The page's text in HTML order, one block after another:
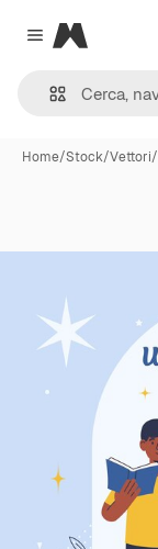
Close menu
Magnific
Home/Stock/Vettori/